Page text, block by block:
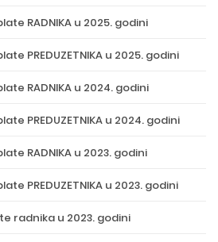
RADNIKA u 2025. godini
PREDUZETNIKA u 2025. godini
RADNIKA u 2024. godini
PREDUZETNIKA u 2024. godini
RADNIKA u 2023. godini
PREDUZETNIKA u 2023. godini
radnika u 2023. godini